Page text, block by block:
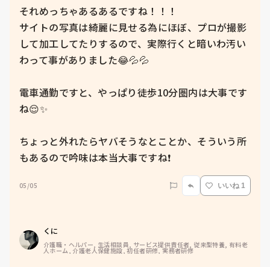
それめっちゃあるあるですね！！！
サイトの写真は綺麗に見せる為にほぼ、プロが撮影
して加工してたりするので、実際行くと暗いわ汚い
わって事がありました😂💦💦
電車通勤ですと、やっぱり徒歩10分圏内は大事です
ね😌✨
ちょっと外れたらヤバそうなとことか、そういう所
もあるので吟味は本当大事ですね❗️
05/05 いいね 1
くに
介護職・ヘルパー, 生活相談員, サービス提供責任者, 従来型特養, 有料老
人ホーム, 介護老人保健施設, 初任者研修, 実務者研修